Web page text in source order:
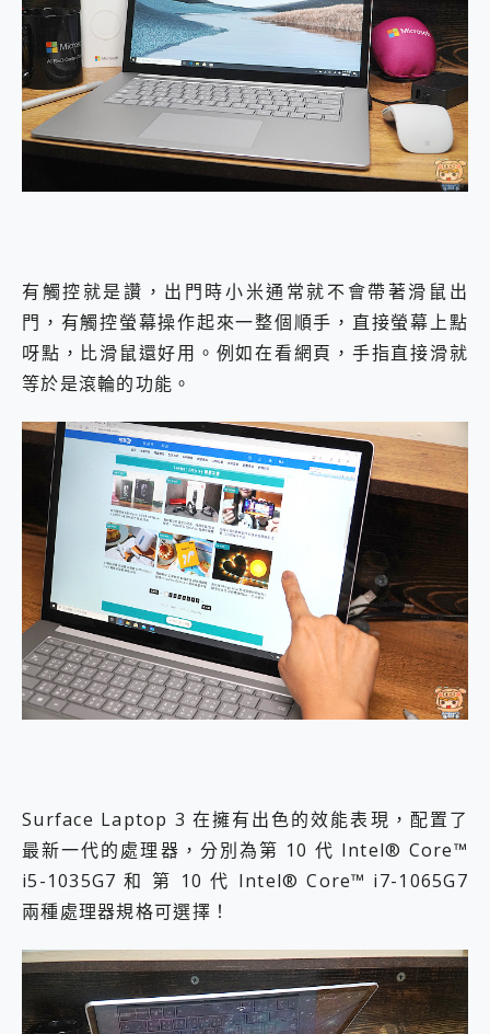
有觸控就是讚，出門時小米通常就不會帶著滑鼠出
門，有觸控螢幕操作起來一整個順手，直接螢幕上點
呀點，比滑鼠還好用。例如在看網頁，手指直接滑就
等於是滾輪的功能。
Surface Laptop 3 在擁有出色的效能表現，配置了
最新一代的處理器，分別為第 10 代 Intel® Core™
i5-1035G7 和 第 10 代 Intel® Core™ i7-1065G7
兩種處理器規格可選擇！